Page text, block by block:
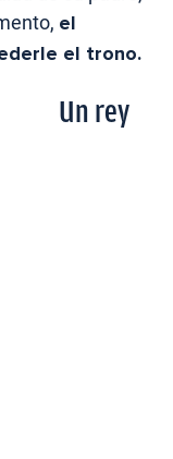
el
el trono.
Un rey